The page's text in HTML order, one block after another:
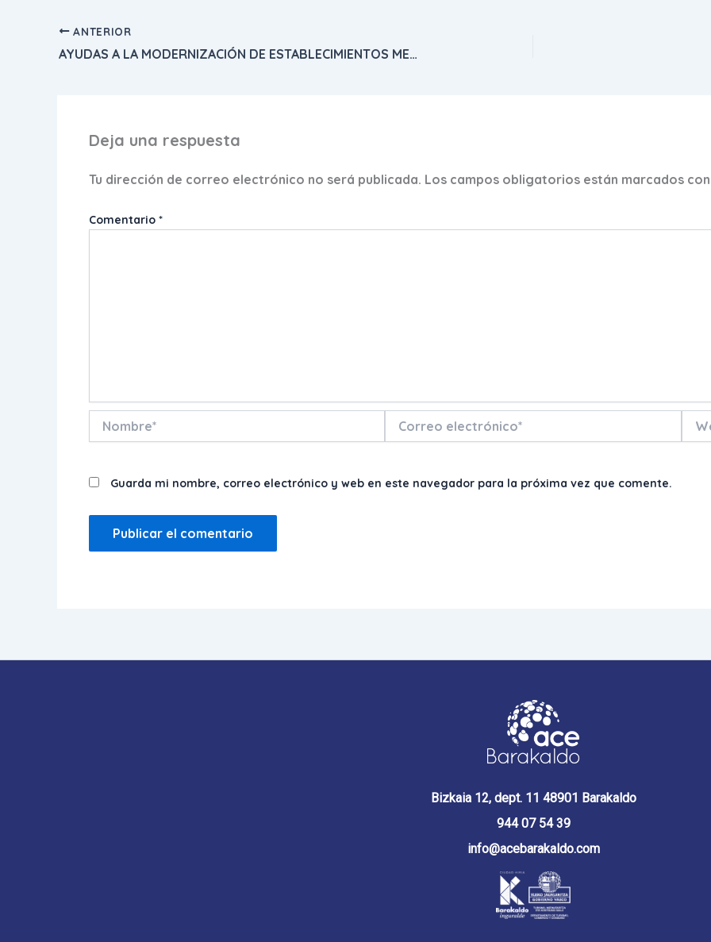
ANTERIOR
AYUDAS A LA MODERNIZACIÓN DE ESTABLECIMIENTOS MEC 2024
Deja una respuesta
Tu dirección de correo electrónico no será publicada. Los campos obligatorios están marcados
Comentario *
electrónico*
Guarda mi nombre, correo electrónico y web en este navegador para la próxima vez que comente.
Bizkaia 12, dept. 11 48901 Barakaldo
944 07 54 39
info@acebarakaldo.com